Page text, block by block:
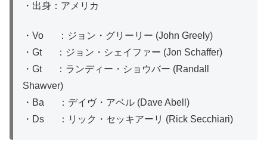
・出身：アメリカ
・Vo ：ジョン・グリーリー (John Greely)
・Gt ：ジョン・シェイファー (Jon Schaffer)
・Gt ：ランディー・ショウバー (Randall
Shawver)
・Ba ：デイヴ・アベル (Dave Abell)
・Ds ：リック・セッキアーリ (Rick Secchiari)